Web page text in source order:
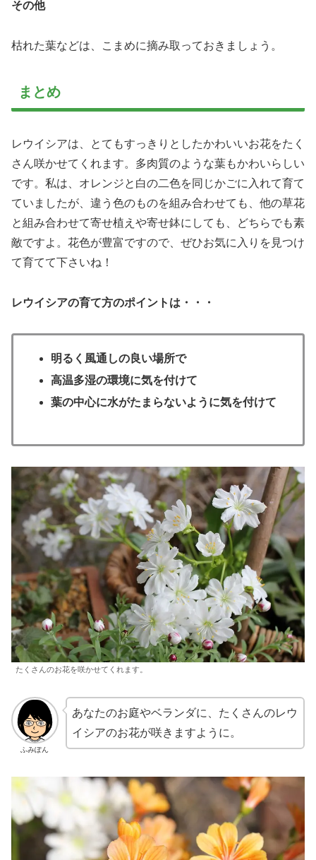
その他
枯れた葉などは、こまめに摘み取っておきましょう。
まとめ
レウイシアは、とてもすっきりとしたかわいいお花をたく
さん咲かせてくれます。多肉質のような葉もかわいらしい
です。私は、オレンジと白の二色を同じかごに入れて育て
ていましたが、違う色のものを組み合わせても、他の草花
と組み合わせて寄せ植えや寄せ鉢にしても、どちらでも素
敵ですよ。花色が豊富ですので、ぜひお気に入りを見つけ
て育てて下さいね！
レウイシアの育て方のポイントは・・・
明るく風通しの良い場所で
高温多湿の環境に気を付けて
葉の中心に水がたまらないように気を付けて
たくさんのお花を咲かせてくれます。
ふみぽん
あなたのお庭やベランダに、たくさんのレウ
イシアのお花が咲きますように。